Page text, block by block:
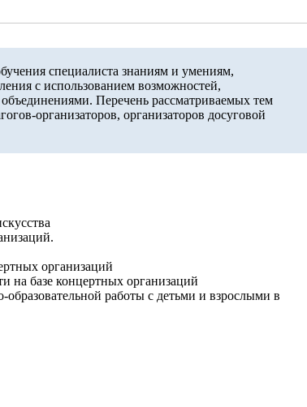
специалиста знаниям и умениям,
с использованием возможностей,
Перечень рассматриваемых тем
организаторов, организаторов досуговой
организаций
на базе концертных организаций
работы с детьми и взрослыми в